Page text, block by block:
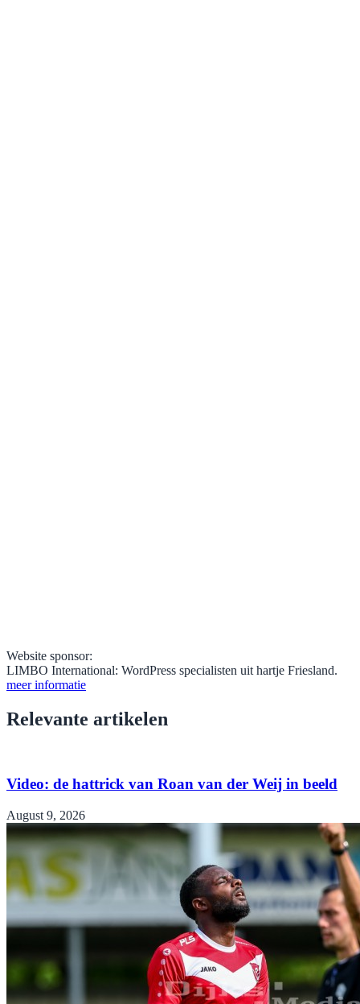
Website sponsor:
LIMBO International: WordPress specialisten uit hartje Friesland.
meer informatie
Relevante artikelen
Video: de hattrick van Roan van der Weij in beeld
August 9, 2026